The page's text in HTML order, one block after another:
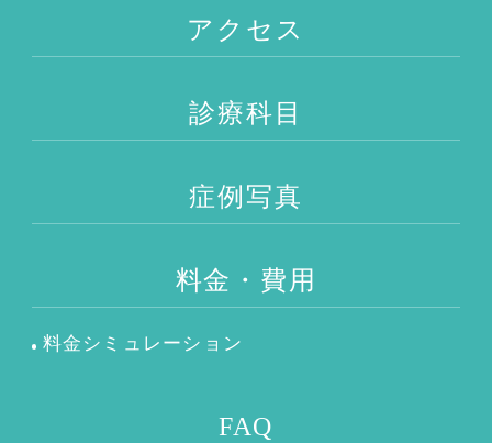
アクセス
診療科目
症例写真
料金・費用
料金シミュレーション
FAQ